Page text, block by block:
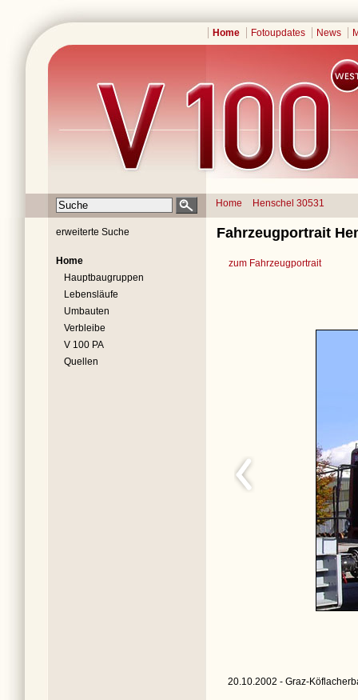
Home Fotoupdates News
Home Henschel 30531
erweiterte Suche
Home
Hauptbaugruppen
Lebensläufe
Umbauten
Verbleibe
V 100 PA
Quellen
Fahrzeugportrait
zum Fahrzeugportrait
20.10.2002 - Graz-